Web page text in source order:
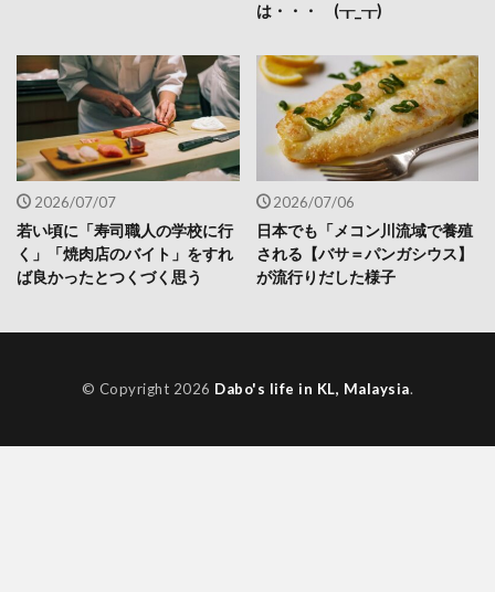
は・・・ (┰_┰)
2026/07/07
若い頃に「寿司職人の学校に行
く」「焼肉店のバイト」をすれ
ば良かったとつくづく思う
2026/07/06
日本でも「メコン川流域で養殖
される【バサ＝パンガシウス】
が流行りだした様子
© Copyright 2026 Dabo's life in KL, Malaysia.